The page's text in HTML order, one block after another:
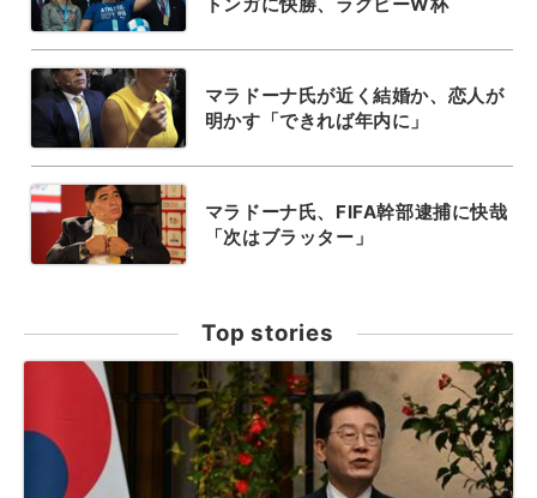
マラドーナ氏が近く結婚か、恋人が
明かす「できれば年内に」
マラドーナ氏、FIFA幹部逮捕に快哉
「次はブラッター」
Top stories